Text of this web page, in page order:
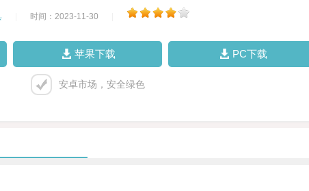
时间：2023-11-30
苹果下载 PC下载
安卓市场，安全绿色